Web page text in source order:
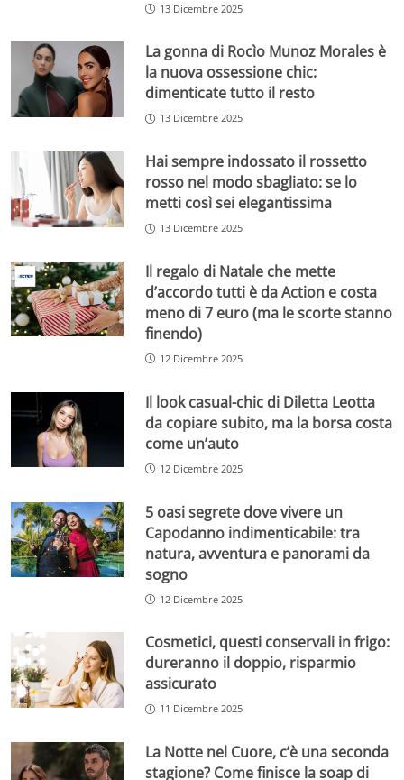
13 Dicembre 2025
La gonna di Rocìo Munoz Morales è
la nuova ossessione chic:
dimenticate tutto il resto
13 Dicembre 2025
Hai sempre indossato il rossetto
rosso nel modo sbagliato: se lo
metti così sei elegantissima
13 Dicembre 2025
Il regalo di Natale che mette
d’accordo tutti è da Action e costa
meno di 7 euro (ma le scorte stanno
finendo)
12 Dicembre 2025
Il look casual-chic di Diletta Leotta
da copiare subito, ma la borsa costa
come un’auto
12 Dicembre 2025
5 oasi segrete dove vivere un
Capodanno indimenticabile: tra
natura, avventura e panorami da
sogno
12 Dicembre 2025
Cosmetici, questi conservali in frigo:
dureranno il doppio, risparmio
assicurato
11 Dicembre 2025
La Notte nel Cuore, c’è una seconda
stagione? Come finisce la soap di